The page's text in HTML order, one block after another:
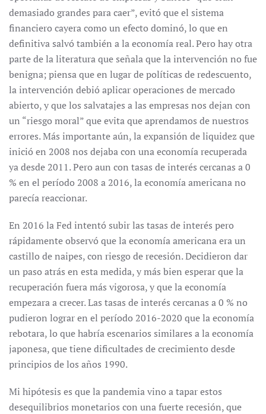
demasiado grandes para caer”, evitó que el sistema
financiero cayera como un efecto dominó, lo que en
definitiva salvó también a la economía real. Pero hay otra
parte de la literatura que señala que la intervención no fue
benigna; piensa que en lugar de políticas de redescuento,
la intervención debió aplicar operaciones de mercado
abierto, y que los salvatajes a las empresas nos dejan con
un “riesgo moral” que evita que aprendamos de nuestros
errores. Más importante aún, la expansión de liquidez que
inició en 2008 nos dejaba con una economía recuperada
ya desde 2011. Pero aun con tasas de interés cercanas a 0
% en el período 2008 a 2016, la economía americana no
parecía reaccionar.
En 2016 la Fed intentó subir las tasas de interés pero
rápidamente observó que la economía americana era un
castillo de naipes, con riesgo de recesión. Decidieron dar
un paso atrás en esta medida, y más bien esperar que la
recuperación fuera más vigorosa, y que la economía
empezara a crecer. Las tasas de interés cercanas a 0 % no
pudieron lograr en el período 2016-2020 que la economía
rebotara, lo que habría escenarios similares a la economía
japonesa, que tiene dificultades de crecimiento desde
principios de los años 1990.
Mi hipótesis es que la pandemia vino a tapar estos
desequilibrios monetarios con una fuerte recesión, que